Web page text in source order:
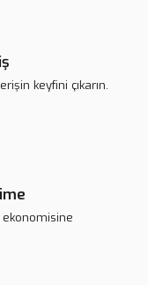
keyfini çıkarın.